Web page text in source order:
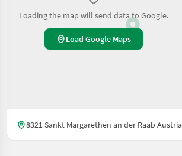
Loading the map will send data to Google.
Load Google Maps
8321 Sankt Margarethen an der Raab Austria